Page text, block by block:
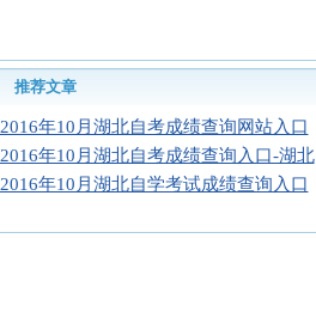
推荐文章
2016年10月湖北自考成绩查询网站入口
2016年10月湖北自考成绩查询入口-湖北
2016年10月湖北自学考试成绩查询入口